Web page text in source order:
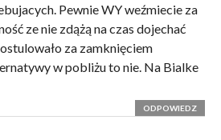
Pewnie WY weźmiecie za
ze nie zdążą na czas dojechać
za zamknięciem
w pobliżu to nie. Na Bialke
ODPOWIEDZ